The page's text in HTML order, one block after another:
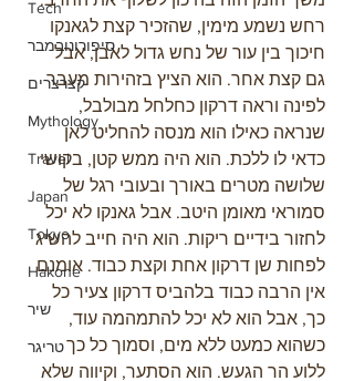
Tech
סיפורונובמבר
קצרצרים
Mythology
Travel
Japan
Tokyo
Hakone
שיר
טריגר
רחש נשמע מימין, שהזכיר קצת לגאנקו
חיכוך בין עור של נחש גדול לאבן, אבל
גם קצת אחר. הוא הציץ בזהירות מעבר
לפינה וראה דרקון כחלחל מבולבל,
שנראה כאילו הוא מנסה להחליט לאן
כדאי לו ללכת. הוא היה ממש קטן, בקושי
שלושה מטרים באורך ובעובי רגל של
סמוראי מאומן היטב. אבל גאנקו לא יכל
לחזור בידיים ריקות. הוא היה חייב להשיג
לפחות שן דרקון אחת וקצת כבוד. אומנם
אין הרבה כבוד בלהביס דרקון צעיר כל
כך, אבל הוא לא יכל להתמהמה עוד,
כשהוא כמעט ללא מים, וסמוך כל כך
ללוע הר הגעש. הוא הסתער, וקיווה שלא